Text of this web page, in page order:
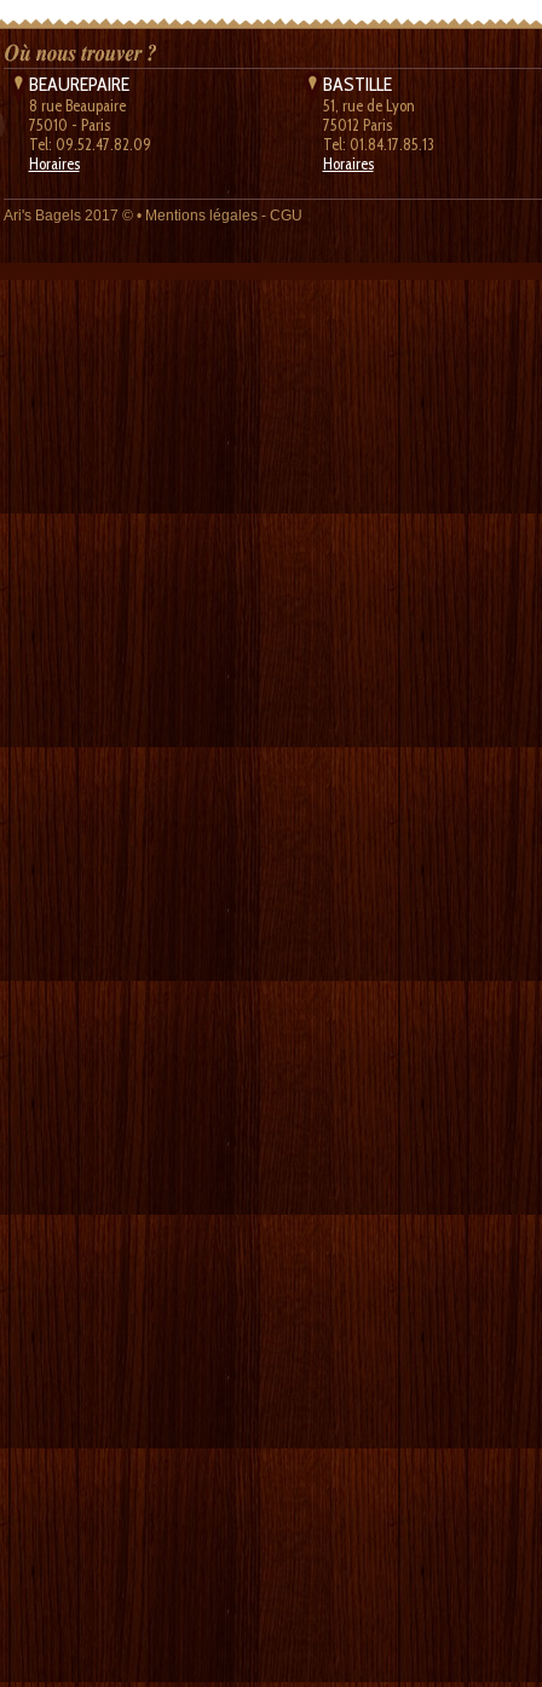
BEAUREPAIRE
8 rue Beaupaire
75010 - Paris
Tel: 09.52.47.82.09
Horaires
BASTILLE
51, rue de Lyon
75012 Paris
Tel: 01.84.17.85.13
Horaires
Ari's Bagels2017 © • Mentions légales- CGU